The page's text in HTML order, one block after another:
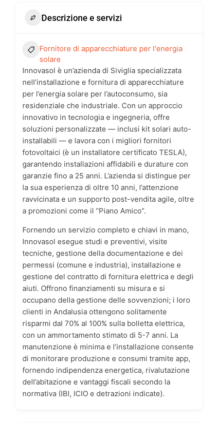
Descrizione e servizi
Fornitore di apparecchiature per l'energia
solare
Innovasol è un’azienda di Siviglia specializzata
nell’installazione e fornitura di apparecchiature
per l’energia solare per l’autoconsumo, sia
residenziale che industriale. Con un approccio
innovativo in tecnologia e ingegneria, offre
soluzioni personalizzate — inclusi kit solari auto-
installabili — e lavora con i migliori fornitori
fotovoltaici (è un installatore certificato TESLA),
garantendo installazioni affidabili e durature con
garanzie fino a 25 anni. L’azienda si distingue per
la sua esperienza di oltre 10 anni, l’attenzione
ravvicinata e un supporto post-vendita agile, oltre
a promozioni come il “Piano Amico”.
Fornendo un servizio completo e chiavi in mano,
Innovasol esegue studi e preventivi, visite
tecniche, gestione della documentazione e dei
permessi (comune e industria), installazione e
gestione del contratto di fornitura elettrica e degli
aiuti. Offrono finanziamenti su misura e si
occupano della gestione delle sovvenzioni; i loro
clienti in Andalusia ottengono solitamente
risparmi dal 70% al 100% sulla bolletta elettrica,
con un ammortamento stimato di 5-7 anni. La
manutenzione è minima e l’installazione consente
di monitorare produzione e consumi tramite app,
fornendo indipendenza energetica, rivalutazione
dell’abitazione e vantaggi fiscali secondo la
normativa (IBI, ICIO e detrazioni indicate).